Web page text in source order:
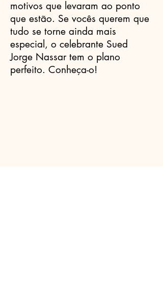
motivos que levaram ao ponto
que estão. Se vocês querem que
tudo se torne ainda mais
especial, o celebrante Sued
Jorge Nassar tem o plano
perfeito. Conheça-o!